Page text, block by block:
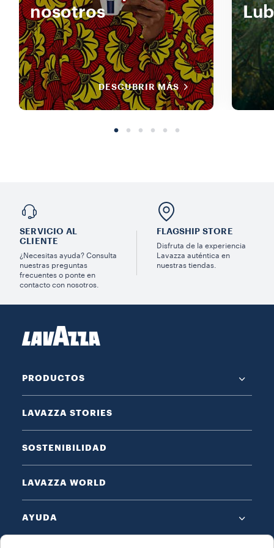
nosotros
DESCUBRIR MÁS
SERVICIO AL
CLIENTE
¿Necesitas ayuda? Consulta
nuestras preguntas
frecuentes o ponte en
contacto con nosotros.
FLAGSHIP STORE
Disfruta de la experiencia
Lavazza auténtica en
nuestras tiendas.
PRODUCTOS
LAVAZZA STORIES
SOSTENIBILIDAD
LAVAZZA WORLD
AYUDA